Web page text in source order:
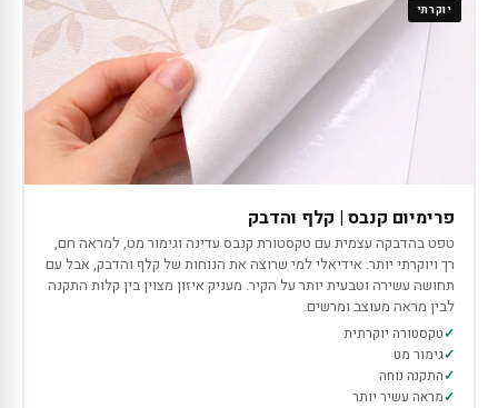
יוקרתי
פרימיום קנבס | קלף והדבק
טפט בהדבקה עצמית עם טקסטורת קנבס עדינה וגימור מט, למראה חם,
רך ויוקרתי יותר. אידיאלי למי שרוצה את הנוחות של קלף והדבק, אבל עם
תחושה עשירה וטבעית יותר על הקיר. מעניק איזון מצוין בין קלות התקנה
לבין מראה מעוצב ומרשים.
טקסטורה יוקרתית
גימור מט
התקנה נוחה
מראה עשיר יותר